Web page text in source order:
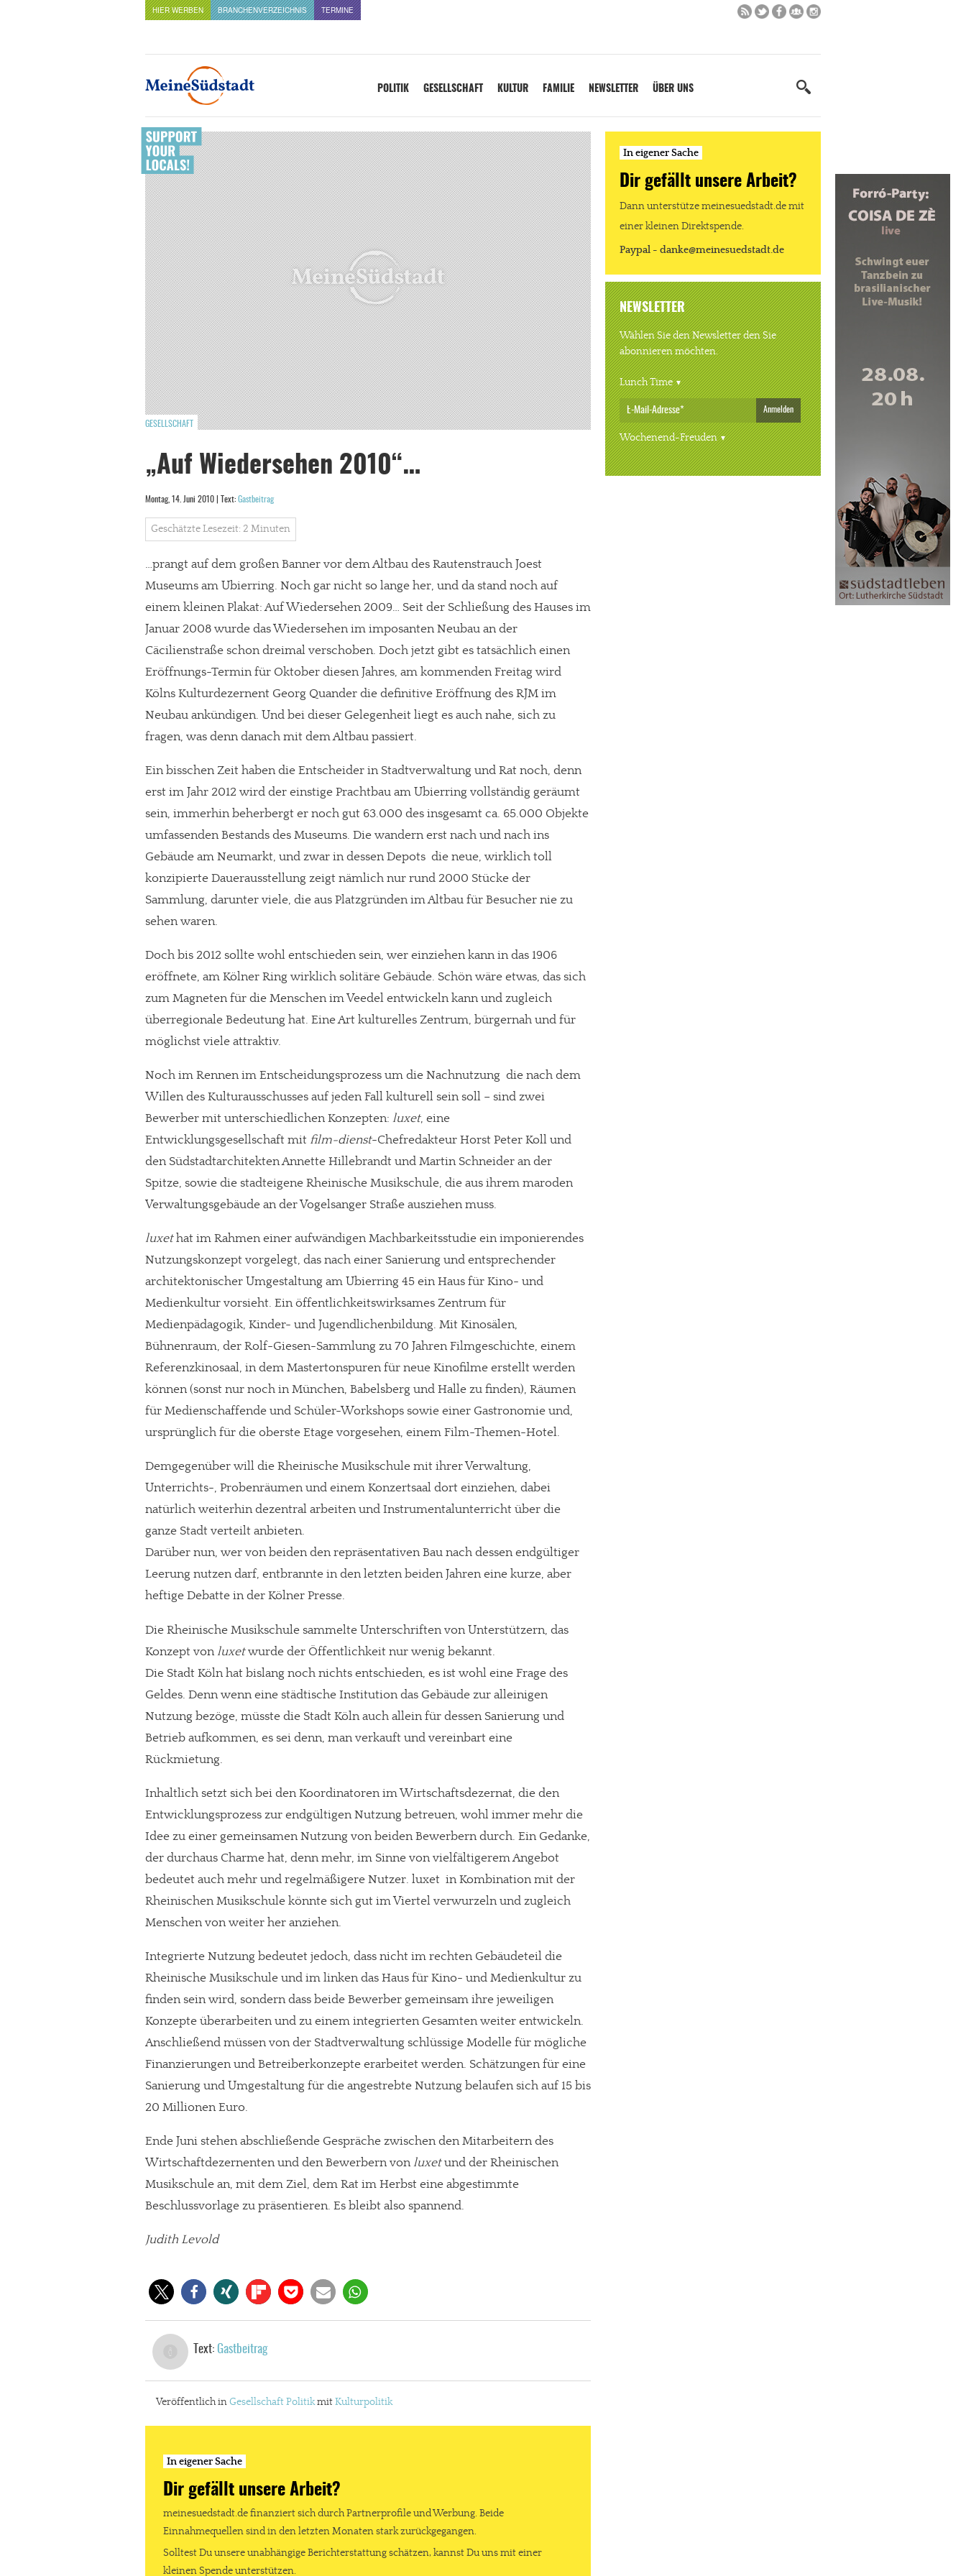
In eigener Sache
Dir gefällt unsere Arbeit?
meinesuedstadt.de finanziert sich durch Partnerprofile und Werbung. Beide Einnahmequellen sind in den letzten Monaten stark zurückgegangen.
Paypal - danke@meinesuedstadt.de
JETZT SPENDEN Schon erledigt!
HIER WERBEN BRANCHENVERZEICHNIS TERMINE
POLITIK GESELLSCHAFT KULTUR FAMILIE NEWSLETTER ÜBER UNS
GESELLSCHAFT
„Auf Wiedersehen 2010“…
Montag, 14. Juni 2010 | Text: Gastbeitrag
Geschätzte Lesezeit: 2 Minuten
…prangt auf dem großen Banner vor dem Altbau des Rautenstrauch Joest
Museums am Ubierring. Noch gar nicht so lange her, und da stand noch auf
einem kleinen Plakat: Auf Wiedersehen 2009… Seit der Schließung des Hauses im
Januar 2008 wurde das Wiedersehen im imposanten Neubau an der
Cäcilienstraße schon dreimal verschoben. Doch jetzt gibt es tatsächlich einen
Eröffnungs-Termin für Oktober diesen Jahres, am kommenden Freitag wird
Kölns Kulturdezernent Georg Quander die definitive Eröffnung des RJM im
Neubau ankündigen. Und bei dieser Gelegenheit liegt es auch nahe, sich zu
fragen, was denn danach mit dem Altbau passiert.
Ein bisschen Zeit haben die Entscheider in Stadtverwaltung und Rat noch, denn
erst im Jahr 2012 wird der einstige Prachtbau am Ubierring vollständig geräumt
sein, immerhin beherbergt er noch gut 63.000 des insgesamt ca. 65.000 Objekte
umfassenden Bestands des Museums. Die wandern erst nach und nach ins
Gebäude am Neumarkt, und zwar in dessen Depots  die neue, wirklich toll
konzipierte Dauerausstellung zeigt nämlich nur rund 2000 Stücke der
Sammlung, darunter viele, die aus Platzgründen im Altbau für Besucher nie zu
sehen waren.
Doch bis 2012 sollte wohl entschieden sein, wer einziehen kann in das 1906
eröffnete, am Kölner Ring wirklich solitäre Gebäude. Schön wäre etwas, das sich
zum Magneten für die Menschen im Veedel entwickeln kann und zugleich
überregionale Bedeutung hat. Eine Art kulturelles Zentrum, bürgernah und für
möglichst viele attraktiv.
Noch im Rennen im Entscheidungsprozess um die Nachnutzung  die nach dem
Willen des Kulturausschusses auf jeden Fall kulturell sein soll – sind zwei
Bewerber mit unterschiedlichen Konzepten: luxet, eine
Entwicklungsgesellschaft mit film-dienst-Chefredakteur Horst Peter Koll und
den Südstadtarchitekten Annette Hillebrandt und Martin Schneider an der
Spitze, sowie die stadteigene Rheinische Musikschule, die aus ihrem maroden
Verwaltungsgebäude an der Vogelsanger Straße ausziehen muss.
luxethat im Rahmen einer aufwändigen Machbarkeitsstudie ein imponierendes
Nutzungskonzept vorgelegt, das nach einer Sanierung und entsprechender
architektonischer Umgestaltung am Ubierring 45 ein Haus für Kino- und
Medienkultur vorsieht. Ein öffentlichkeitswirksames Zentrum für
Medienpädagogik, Kinder- und Jugendlichenbildung. Mit Kinosälen,
Bühnenraum, der Rolf-Giesen-Sammlung zu 70 Jahren Filmgeschichte, einem
Referenzkinosaal, in dem Mastertonspuren für neue Kinofilme erstellt werden
können (sonst nur noch in München, Babelsberg und Halle zu finden), Räumen
für Medienschaffende und Schüler-Workshops sowie einer Gastronomie und,
ursprünglich für die oberste Etage vorgesehen, einem Film-Themen-Hotel.
Demgegenüber will die Rheinische Musikschule mit ihrer Verwaltung,
Unterrichts-, Probenräumen und einem Konzertsaal dort einziehen, dabei
natürlich weiterhin dezentral arbeiten und Instrumentalunterricht über die
ganze Stadt verteilt anbieten.
Darüber nun, wer von beiden den repräsentativen Bau nach dessen endgültiger
Leerung nutzen darf, entbrannte in den letzten beiden Jahren eine kurze, aber
heftige Debatte in der Kölner Presse.
Die Rheinische Musikschule sammelte Unterschriften von Unterstützern, das
Konzept von luxetwurde der Öffentlichkeit nur wenig bekannt.
Die Stadt Köln hat bislang noch nichts entschieden, es ist wohl eine Frage des
Geldes. Denn wenn eine städtische Institution das Gebäude zur alleinigen
Nutzung bezöge, müsste die Stadt Köln auch allein für dessen Sanierung und
Betrieb aufkommen, es sei denn, man verkauft und vereinbart eine
Rückmietung.
Inhaltlich setzt sich bei den Koordinatoren im Wirtschaftsdezernat, die den
Entwicklungsprozess zur endgültigen Nutzung betreuen, wohl immer mehr die
Idee zu einer gemeinsamen Nutzung von beiden Bewerbern durch. Ein Gedanke,
der durchaus Charme hat, denn mehr, im Sinne von vielfältigerem Angebot
bedeutet auch mehr und regelmäßigere Nutzer. luxet in Kombination mit der
Rheinischen Musikschule könnte sich gut im Viertel verwurzeln und zugleich
Menschen von weiter her anziehen.
Integrierte Nutzung bedeutet jedoch, dass nicht im rechten Gebäudeteil die
Rheinische Musikschule und im linken das Haus für Kino- und Medienkultur zu
finden sein wird, sondern dass beide Bewerber gemeinsam ihre jeweiligen
Konzepte überarbeiten und zu einem integrierten Gesamten weiter entwickeln.
Anschließend müssen von der Stadtverwaltung schlüssige Modelle für mögliche
Finanzierungen und Betreiberkonzepte erarbeitet werden. Schätzungen für eine
Sanierung und Umgestaltung für die angestrebte Nutzung belaufen sich auf 15 bis
20 Millionen Euro.
Ende Juni stehen abschließende Gespräche zwischen den Mitarbeitern des
Wirtschaftdezernenten und den Bewerbern von luxetund der Rheinischen
Musikschule an, mit dem Ziel, dem Rat im Herbst eine abgestimmte
Beschlussvorlage zu präsentieren. Es bleibt also spannend.
Judith Levold
Text: Gastbeitrag
Veröffentlich inGesellschaftPolitikmitKulturpolitik
In eigener Sache
Dir gefällt unsere Arbeit?
meinesuedstadt.de finanziert sich durch Partnerprofile und Werbung. Beide
Einnahmequellen sind in den letzten Monaten stark zurückgegangen.
Solltest Du unsere unabhängige Berichterstattung schätzen, kannst Du uns mit einer
kleinen Spende unterstützen.
In eigener Sache
Dir gefällt unsere Arbeit?
Dann unterstütze meinesuedstadt.de mit
einer kleinen Direktspende.
Paypal - danke@meinesuedstadt.de
NEWSLETTER
Wählen Sie den Newsletter den Sie
abonnieren möchten.
Lunch Time
Anmelden
Wochenend-Freuden